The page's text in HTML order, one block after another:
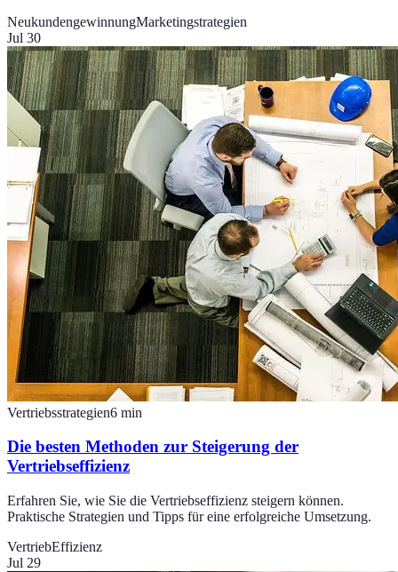
NeukundengewinnungMarketingstrategien
Jul 30
Vertriebsstrategien6 min
Die besten Methoden zur Steigerung der
Vertriebseffizienz
Erfahren Sie, wie Sie die Vertriebseffizienz steigern können.
Praktische Strategien und Tipps für eine erfolgreiche Umsetzung.
VertriebEffizienz
Jul 29